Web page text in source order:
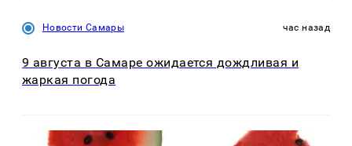
Новости Самары час назад
9 августа в Самаре ожидается дождливая и
жаркая погода